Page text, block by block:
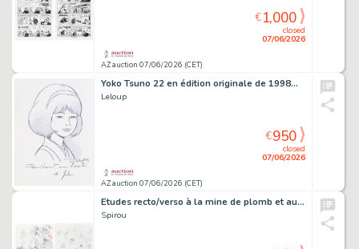
AZ auction 07/06/2026 (CET)
closed
07/06/2026
€1,000
Yoko Tsuno 22 en édition originale de 1998…
Leloup
AZ auction 07/06/2026 (CET)
closed
07/06/2026
€950
Etudes recto/verso à la mine de plomb et au…
Spirou